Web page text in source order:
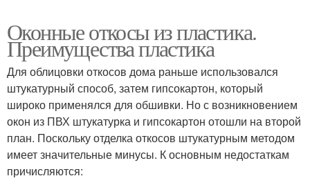
Оконные откосы из пластика.
Преимущества пластика
Для облицовки откосов дома раньше использовался
штукатурный способ, затем гипсокартон, который
широко применялся для обшивки. Но с возникновением
окон из ПВХ штукатурка и гипсокартон отошли на второй
план. Поскольку отделка откосов штукатурным методом
имеет значительные минусы. К основным недостаткам
причисляются: